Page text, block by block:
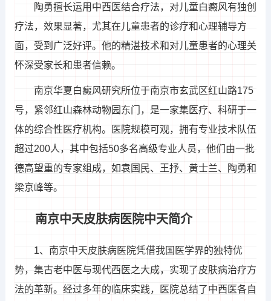
陶勇擅长运用中西医结合疗法，对儿童白癜风有独创
疗法，效果显著，尤其在儿童患者的诊疗和心理辅导方
面，受到广泛好评。他的精湛技术和对儿童患者的心理关
怀深受家长和患者信赖。
南京华夏白癜风研究所位于南京市玄武区红山路175
号，紧邻红山森林动物园东门，是一家集医疗、科研于一
体的综合性医疗机构。医院规模可观，拥有专业技术队伍
超过200人，其中包括50多名高级专业人员，他们由一批
德高望重的专家组成，如袁国民、王抒、黄士兰、陶勇和
梁京峰等。
南京中天皮肤病医院中天简介
1、南京中天皮肤病医院凭借我国医学界的独特优
势，集古老中医与现代西医之大成，实现了皮肤病治疗方
法的革新。经过多年的临床实践，医院总结了中西医各自